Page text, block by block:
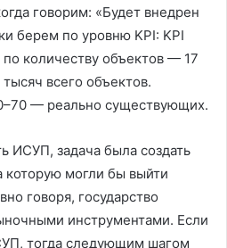
говорим: «Будет внедрен
берем по уровню KPI: KPI
количеству объектов — 17
всего объектов.
— реально существующих.
ИСУП, задача была создать
могли бы выйти
говоря, государство
инструментами. Если
тогда следующим шагом